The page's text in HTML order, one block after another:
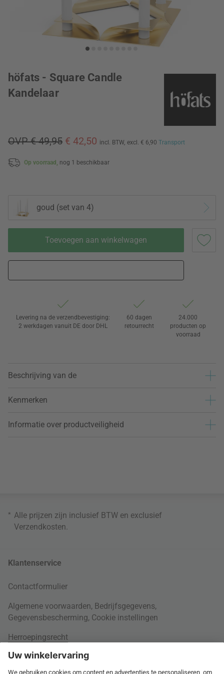
höfats - Square Candle
Kandelaar
OVP € 49,95 € 42,50 incl. BTW, excl. € 6,90 Transport
Op voorraad, nog 1 beschikbaar
goud (set van 4)
Toevoegen aan winkelwagen
Levering na de verzendbevestiging:
2 werkdagen vanuit DE door DHL
60 dagen
retourrecht
24.000
producten op
voorraad
Beschrijving van de
Kenmerken
Informatie over productveiligheid
* Alle prijzen zijn inclusief BTW en exclusief
Verzendkosten
Klantenservice
Contactformulier
Algemene voorwaarden, Bedrijfsgegevens,
Gegevensbescherming, Cookie instellingen
Herroepingsrecht
Rondom je bestelling